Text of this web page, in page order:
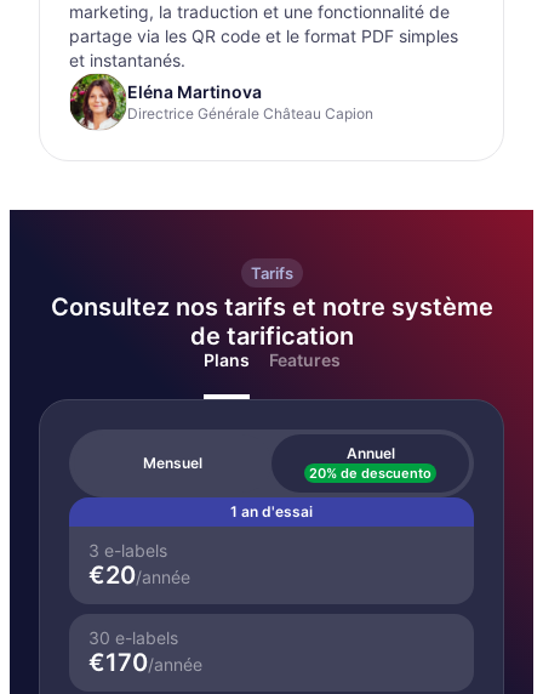
marketing, la traduction et une fonctionnalité de
partage via les QR code et le format PDF simples
et instantanés.
Eléna Martinova
Directrice Générale Château Capion
Tarifs
Consultez nos tarifs et notre système
de tarification
Plans Features
Mensuel
Annuel
20% de descuento
1 an d'essai
3 e-labels
€20/année
30 e-labels
€170/année